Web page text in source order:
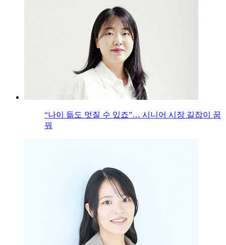
“나이 듦도 멋질 수 있죠”… 시니어 시장 길잡이 꿈
꿔